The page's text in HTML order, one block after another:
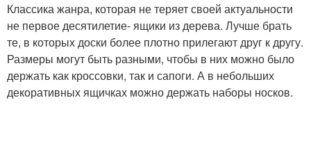
Классика жанра, которая не теряет своей актуальности
не первое десятилетие- ящики из дерева. Лучше брать
те, в которых доски более плотно прилегают друг к другу.
Размеры могут быть разными, чтобы в них можно было
держать как кроссовки, так и сапоги. А в небольших
декоративных ящичках можно держать наборы носков.